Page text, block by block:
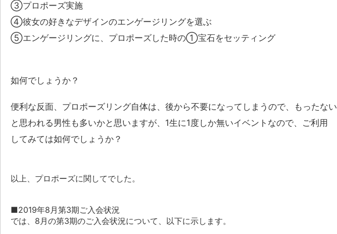
③プロポーズ実施
④彼女の好きなデザインのエンゲージリングを選ぶ
⑤エンゲージリングに、プロポーズした時の①宝石をセッティング
如何でしょうか？
便利な反面、プロポーズリング自体は、後から不要になってしまうので、もったない
と思われる男性も多いかと思いますが、1生に1度しか無いイベントなので、ご利用
してみては如何でしょうか？
以上、プロポーズに関してでした。
■2019年8月第3期ご入会状況
では、8月の第3期のご入会状況について、以下に示します。